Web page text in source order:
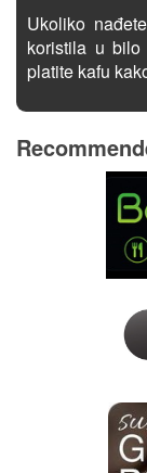
Ukoliko
koristila u
platite kafu